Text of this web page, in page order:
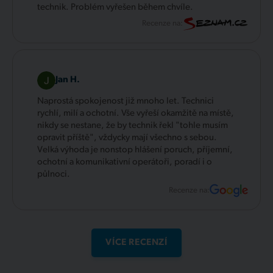
technik. Problém vyřešen během chvíle.
Jan H.
Naprostá spokojenost již mnoho let. Technici
rychlí, milí a ochotní. Vše vyřeší okamžitě na místě,
nikdy se nestane, že by technik řekl "tohle musím
opravit příště", vždycky mají všechno s sebou.
Velká výhoda je nonstop hlášení poruch, příjemní,
ochotní a komunikativní operátoři, poradí i o
půlnoci.
Recenze na:
VÍCE RECENZÍ